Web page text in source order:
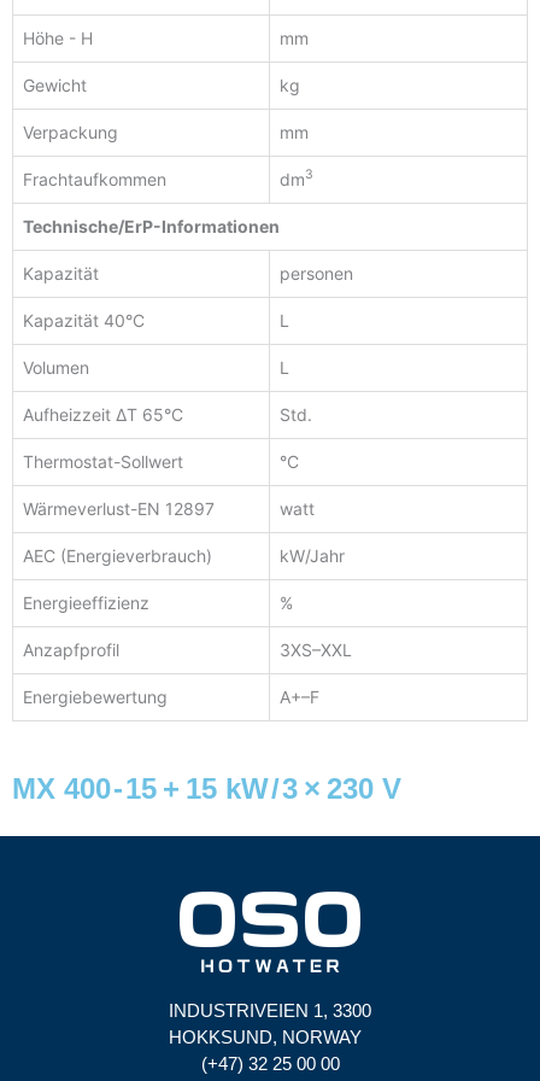
Höhe - H mm
Gewicht kg
Verpackung mm
Frachtaufkommen dm3
Technische/ErP-Informationen
Kapazität personen
Kapazität 40°C L
Volumen L
Aufheizzeit ΔT 65°C Std.
Thermostat-Sollwert °C
Wärmeverlust-EN 12897 watt
AEC (Energieverbrauch) kW/Jahr
Energieeffizienz %
Anzapfprofil 3XS–XXL
Energiebewertung A+–F
MX 400 - 15 + 15 kW / 3 × 230 V
INDUSTRIVEIEN 1, 3300
HOKKSUND, NORWAY
(+47) 32 25 00 00